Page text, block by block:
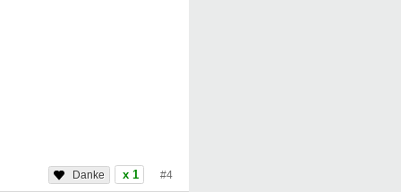
x 1 #4